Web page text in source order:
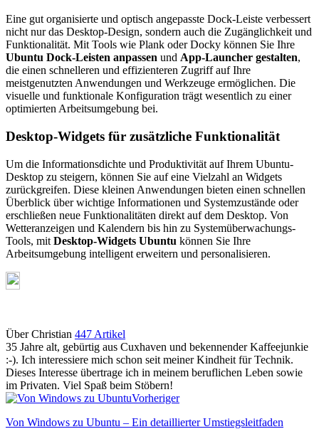
Eine gut organisierte und optisch angepasste Dock-Leiste verbessert
nicht nur das Desktop-Design, sondern auch die Zugänglichkeit und
Funktionalität. Mit Tools wie Plank oder Docky können Sie Ihre
Ubuntu Dock-Leisten anpassen und App-Launcher gestalten,
die einen schnelleren und effizienteren Zugriff auf Ihre
meistgenutzten Anwendungen und Werkzeuge ermöglichen. Die
visuelle und funktionale Konfiguration trägt wesentlich zu einer
optimierten Arbeitsumgebung bei.
Desktop-Widgets für zusätzliche Funktionalität
Um die Informationsdichte und Produktivität auf Ihrem Ubuntu-
Desktop zu steigern, können Sie auf eine Vielzahl an Widgets
zurückgreifen. Diese kleinen Anwendungen bieten einen schnellen
Überblick über wichtige Informationen und Systemzustände oder
erschließen neue Funktionalitäten direkt auf dem Desktop. Von
Wetteranzeigen und Kalendern bis hin zu Systemüberwachungs-
Tools, mit Desktop-Widgets Ubuntu können Sie Ihre
Arbeitsumgebung intelligent erweitern und personalisieren.
Über Christian 447 Artikel
35 Jahre alt, gebürtig aus Cuxhaven und bekennender Kaffeejunkie
:-). Ich interessiere mich schon seit meiner Kindheit für Technik.
Dieses Interesse übertrage ich in meinem beruflichen Leben sowie
im Privaten. Viel Spaß beim Stöbern!
Webseite
Vorheriger
Von Windows zu Ubuntu – Ein detaillierter Umstiegsleitfaden